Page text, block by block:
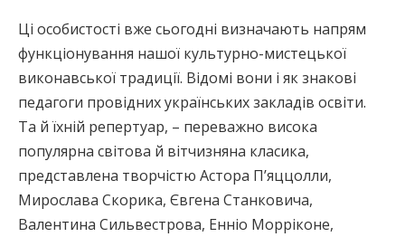
Ці особистості вже сьогодні визначають напрям
функціонування нашої культурно-мистецької
виконавської традиції. Відомі вони і як знакові
педагоги провідних українських закладів освіти.
Та й їхній репертуар, – переважно висока
популярна світова й вітчизняна класика,
представлена творчістю Астора П’яццолли,
Мирослава Скорика, Євгена Станковича,
Валентина Сильвестрова, Енніо Морріконе,